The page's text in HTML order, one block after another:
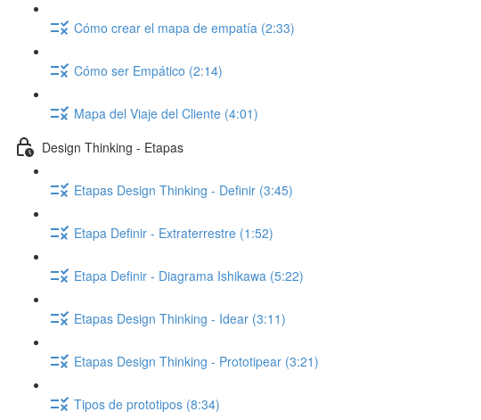
Cómo crear el mapa de empatía (2:33)
Cómo ser Empático (2:14)
Mapa del Viaje del Cliente (4:01)
Design Thinking - Etapas
Etapas Design Thinking - Definir (3:45)
Etapa Definir - Extraterrestre (1:52)
Etapa Definir - Diagrama Ishikawa (5:22)
Etapas Design Thinking - Idear (3:11)
Etapas Design Thinking - Prototipear (3:21)
Tipos de prototipos (8:34)